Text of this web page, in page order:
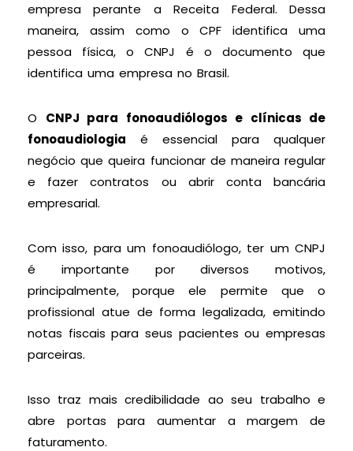
empresa perante a Receita Federal. Dessa
maneira, assim como o CPF identifica uma
pessoa física, o CNPJ é o documento que
identifica uma empresa no Brasil.
O CNPJ para fonoaudiólogos e clínicas de
fonoaudiologia é essencial para qualquer
negócio que queira funcionar de maneira regular
e fazer contratos ou abrir conta bancária
empresarial.
Com isso, para um fonoaudiólogo, ter um CNPJ
é importante por diversos motivos,
principalmente, porque ele permite que o
profissional atue de forma legalizada, emitindo
notas fiscais para seus pacientes ou empresas
parceiras.
Isso traz mais credibilidade ao seu trabalho e
abre portas para aumentar a margem de
faturamento.